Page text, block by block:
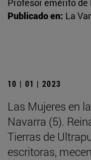
Profesor emérito
Publicado en: La
10 | 01 | 2023
Las Mujeres en
Navarra (5).
Tierras de
escritoras,